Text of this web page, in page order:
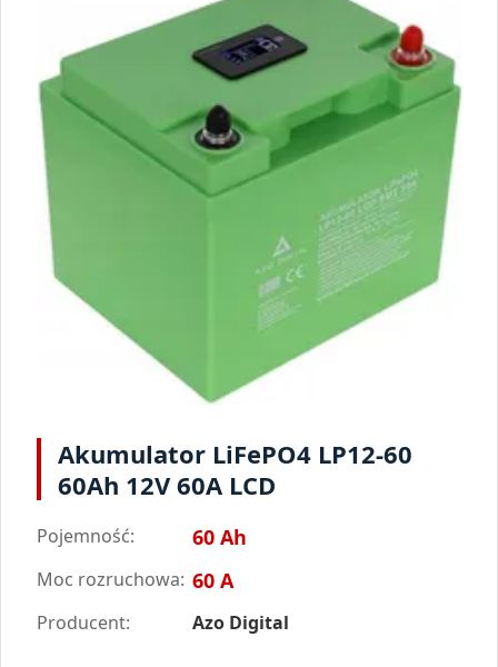
Akumulator LiFePO4 LP12-60
60Ah 12V 60A LCD
Pojemność: 60 Ah
Moc rozruchowa: 60 A
Producent: Azo Digital